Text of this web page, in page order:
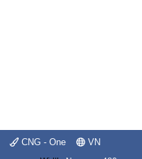
CNG - One VN